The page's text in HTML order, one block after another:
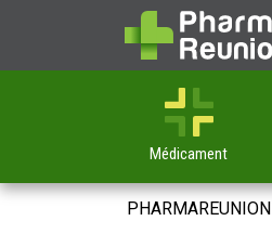
Médicament
PHARMAREUNION